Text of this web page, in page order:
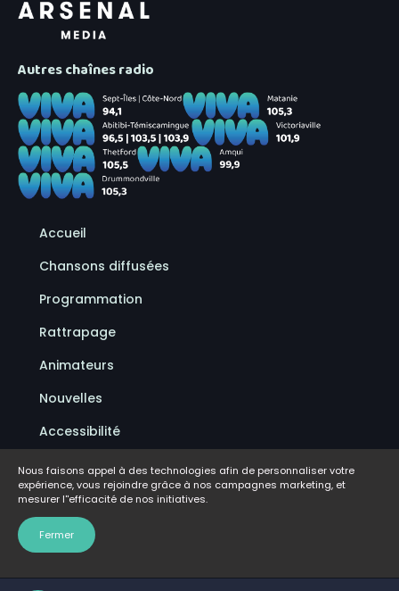
Autres chaînes radio
Accueil
Chansons diffusées
Programmation
Rattrapage
Animateurs
Nouvelles
Accessibilité
Politique de confidentialité
Conditions d'utilisation
FAQ
Nous faisons appel à des technologies afin de personnaliser votre
expérience, vous rejoindre grâce à nos campagnes marketing, et
mesurer l''efficacité de nos initiatives.
Fermer